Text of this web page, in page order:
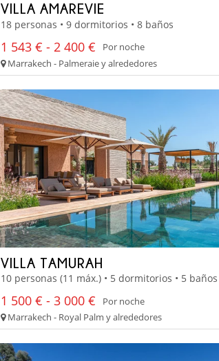
VILLA AMAREVIE
18 personas • 9 dormitorios • 8 baños
1 543 € - 2 400 €
Por noche
Marrakech - Palmeraie y alrededores
VILLA TAMURAH
10 personas (11 máx.) • 5 dormitorios • 5 baños
1 500 € - 3 000 €
Por noche
Marrakech - Royal Palm y alrededores